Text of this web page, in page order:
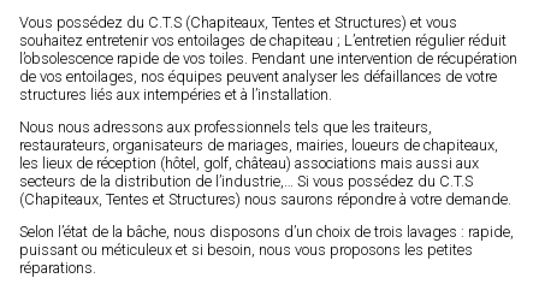
Vous possédez du C.T.S (Chapiteaux, Tentes et Structures) et vous
souhaitez entretenir vos entoilages de chapiteau ; L’entretien régulier réduit
l’obsolescence rapide de vos toiles. Pendant une intervention de récupération
de vos entoilages, nos équipes peuvent analyser les défaillances de votre
structures liés aux intempéries et à l’installation.
Nous nous adressons aux professionnels tels que les traiteurs,
restaurateurs, organisateurs de mariages, mairies, loueurs de chapiteaux,
les lieux de réception (hôtel, golf, château) associations mais aussi aux
secteurs de la distribution de l’industrie,… Si vous possédez du C.T.S
(Chapiteaux, Tentes et Structures) nous saurons répondre à votre demande.
Selon l’état de la bâche, nous disposons d’un choix de trois lavages : rapide,
puissant ou méticuleux et si besoin, nous vous proposons les petites
réparations.